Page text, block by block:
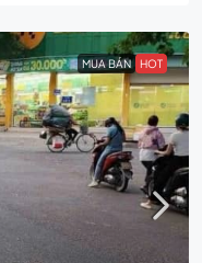
MUA BÁN HOT